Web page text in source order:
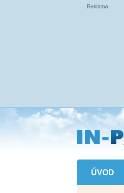
Přejít
na
hlavní
obsah
ÚVOD